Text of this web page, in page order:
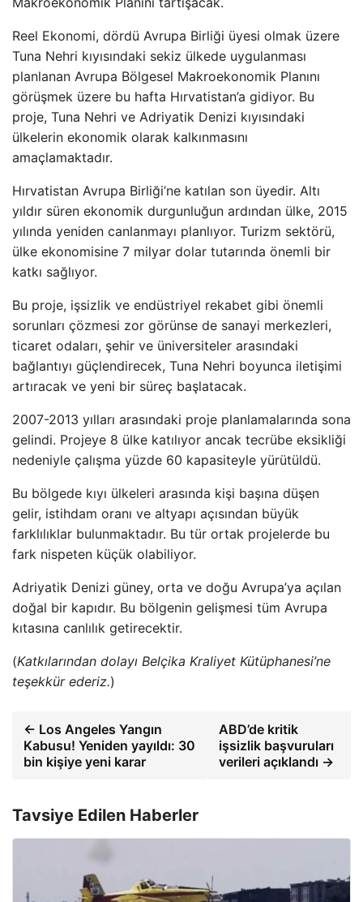
Reel Ekonomi, dördü Avrupa Birliği üyesi olmak üzere
Tuna Nehri kıyısındaki sekiz ülkede uygulanması
planlanan Avrupa Bölgesel Makroekonomik Planını
görüşmek üzere bu hafta Hırvatistan’a gidiyor. Bu
proje, Tuna Nehri ve Adriyatik Denizi kıyısındaki
ülkelerin ekonomik olarak kalkınmasını
amaçlamaktadır.
Hırvatistan Avrupa Birliği’ne katılan son üyedir. Altı
yıldır süren ekonomik durgunluğun ardından ülke, 2015
yılında yeniden canlanmayı planlıyor. Turizm sektörü,
ülke ekonomisine 7 milyar dolar tutarında önemli bir
katkı sağlıyor.
Bu proje, işsizlik ve endüstriyel rekabet gibi önemli
sorunları çözmesi zor görünse de sanayi merkezleri,
ticaret odaları, şehir ve üniversiteler arasındaki
bağlantıyı güçlendirecek, Tuna Nehri boyunca iletişimi
artıracak ve yeni bir süreç başlatacak.
2007-2013 yılları arasındaki proje planlamalarında sona
gelindi. Projeye 8 ülke katılıyor ancak tecrübe eksikliği
nedeniyle çalışma yüzde 60 kapasiteyle yürütüldü.
Bu bölgede kıyı ülkeleri arasında kişi başına düşen
gelir, istihdam oranı ve altyapı açısından büyük
farklılıklar bulunmaktadır. Bu tür ortak projelerde bu
fark nispeten küçük olabiliyor.
Adriyatik Denizi güney, orta ve doğu Avrupa’ya açılan
doğal bir kapıdır. Bu bölgenin gelişmesi tüm Avrupa
kıtasına canlılık getirecektir.
(Katkılarından dolayı Belçika Kraliyet Kütüphanesi’ne
teşekkür ederiz.)
← Los Angeles Yangın
Kabusu! Yeniden yayıldı: 30
bin kişiye yeni karar
ABD’de kritik
işsizlik başvuruları
verileri açıklandı →
Tavsiye Edilen Haberler